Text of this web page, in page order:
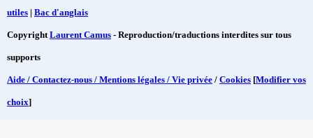
utiles | Bac d'anglais
CopyrightLaurent Camus - Reproduction/traductions interdites sur tous
supports
Aide / Contactez-nous / Mentions légales / Vie privée / Cookies [Modifier vos
choix]